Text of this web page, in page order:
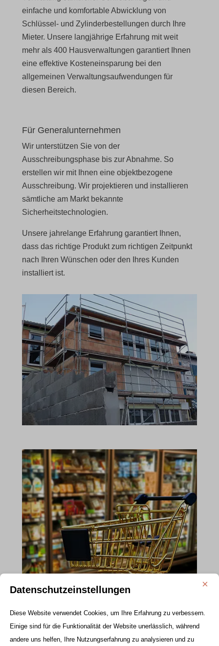
einfache und komfortable Abwicklung von
Schlüssel- und Zylinderbestellungen durch Ihre
Mieter. Unsere langjährige Erfahrung mit weit
mehr als 400 Hausverwaltungen garantiert Ihnen
eine effektive Kosteneinsparung bei den
allgemeinen Verwaltungsaufwendungen für
diesen Bereich.
Für Generalunternehmen
Wir unterstützen Sie von der
Ausschreibungsphase bis zur Abnahme. So
erstellen wir mit Ihnen eine objektbezogene
Ausschreibung. Wir projektieren und installieren
sämtliche am Markt bekannte
Sicherheitstechnologien.
Unsere jahrelange Erfahrung garantiert Ihnen,
dass das richtige Produkt zum richtigen Zeitpunkt
nach Ihren Wünschen oder den Ihres Kunden
installiert ist.
Sie suchen ein Unternehmen, dass Ihre
Sicherheitstechnik bundesweit zuverlässig und
Datenschutzeinstellungen ×
Diese Website verwendet Cookies, um Ihre Erfahrung zu verbessern.
Einige sind für die Funktionalität der Website unerlässlich, während
andere uns helfen, Ihre Nutzungserfahrung zu analysieren und zu